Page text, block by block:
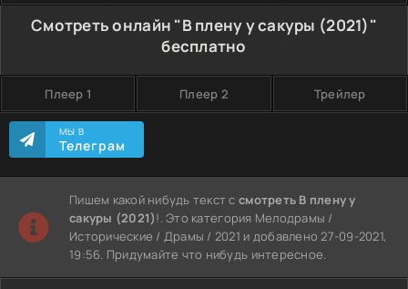
Смотреть онлайн "В плену у сакуры (2021)"
бесплатно
Плеер 1 Плеер 2 Трейлер
МЫ В
Телеграм
Пишем какой нибудь текст ссмотреть В плену у
сакуры (2021)!. Это категория Мелодрамы /
Исторические / Драмы / 2021 и добавлено 27-09-2021,
19:56. Придумайте что нибудь интересное.